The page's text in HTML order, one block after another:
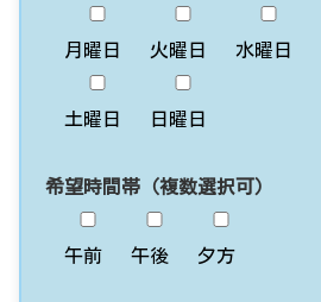
月曜日 火曜日 水曜日
土曜日 日曜日
希望時間帯（複数選択可）
午前 午後 夕方